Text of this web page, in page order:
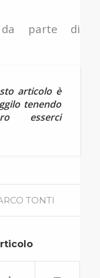
da parte di
articolo è
tenendo
esserci
TONTI